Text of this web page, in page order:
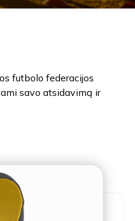
futbolo federacijos
savo atsidavimą ir